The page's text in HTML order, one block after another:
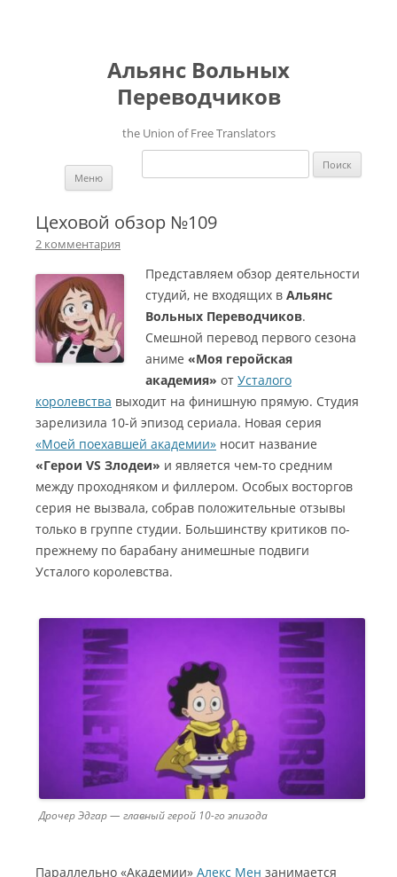
Альянс Вольных
Переводчиков
the Union of Free Translators
Найти:
Меню
Цеховой обзор №109
2 комментария
Представляем обзор деятельности
студий, не входящих в Альянс
Вольных Переводчиков.
Смешной перевод первого сезона
аниме «Моя геройская
академия» от Усталого
королевства выходит на финишную прямую. Студия
зарелизила 10-й эпизод сериала. Новая серия
«Моей поехавшей академии» носит название
«Герои VS Злодеи» и является чем-то средним
между проходняком и филлером. Особых восторгов
серия не вызвала, собрав положительные отзывы
только в группе студии. Большинству критиков по-
прежнему по барабану анимешные подвиги
Усталого королевства.
Дрочер Эдгар — главный герой 10-го эпизода
Параллельно «Академии» Алекс Мен занимается